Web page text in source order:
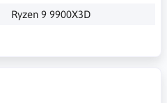
Ryzen 9 9900X3D